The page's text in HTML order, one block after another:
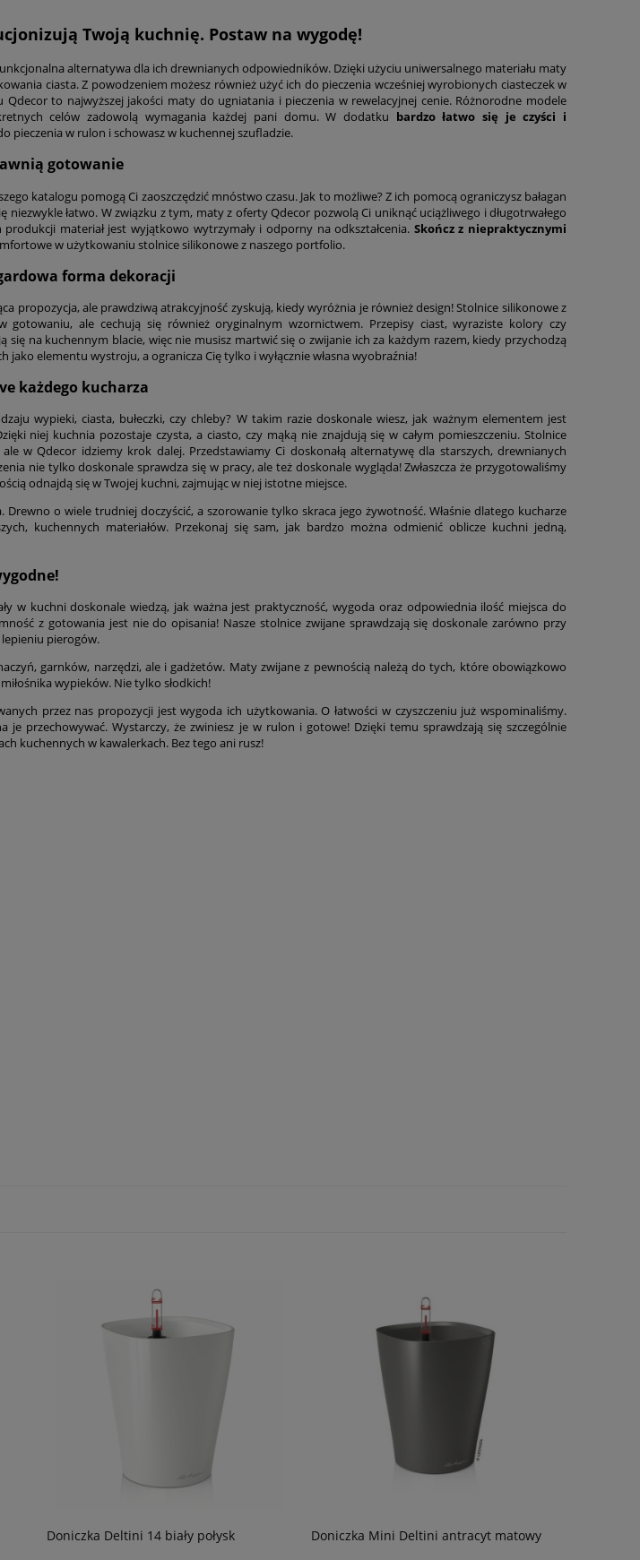
Twoją kuchnię. Postaw na wygodę!
alternatywa dla ich drewnianych odpowiedników. Dzięki użyciu uniwersalnego materiału maty
ciasta. Z powodzeniem możesz również użyć ich do pieczenia wcześniej wyrobionych ciasteczek w
to najwyższej jakości maty do ugniatania i pieczenia w rewelacyjnej cenie. Różnorodne modele
celów zadowolą wymagania każdej pani domu. W dodatku bardzo łatwo się je czyści i
pieczenia w rulon i schowasz w kuchennej szufladzie.
gotowanie
katalogu pomogą Ci zaoszczędzić mnóstwo czasu. Jak to możliwe? Z ich pomocą ograniczysz bałagan
niezwykle łatwo. W związku z tym, maty z oferty Qdecor pozwolą Ci uniknąć uciążliwego i długotrwałego
materiał jest wyjątkowo wytrzymały i odporny na odkształcenia. Skończ z niepraktycznymi
w użytkowaniu stolnice silikonowe z naszego portfolio.
forma dekoracji
propozycja, ale prawdziwą atrakcyjność zyskują, kiedy wyróżnia je również design! Stolnice silikonowe z
ale cechują się również oryginalnym wzornictwem. Przepisy ciast, wyraziste kolory czy
na kuchennym blacie, więc nie musisz martwić się o zwijanie ich za każdym razem, kiedy przychodzą
jako elementu wystroju, a ogranicza Cię tylko i wyłącznie własna wyobraźnia!
każdego kucharza
wypieki, ciasta, bułeczki, czy chleby? W takim razie doskonale wiesz, jak ważnym elementem jest
niej kuchnia pozostaje czysta, a ciasto, czy mąką nie znajdują się w całym pomieszczeniu. Stolnice
w Qdecor idziemy krok dalej. Przedstawiamy Ci doskonałą alternatywę dla starszych, drewnianych
nie tylko doskonale sprawdza się w pracy, ale też doskonale wygląda! Zwłaszcza że przygotowaliśmy
odnajdą się w Twojej kuchni, zajmując w niej istotne miejsce.
Drewno o wiele trudniej doczyścić, a szorowanie tylko skraca jego żywotność. Właśnie dlatego kucharze
kuchennych materiałów. Przekonaj się sam, jak bardzo można odmienić oblicze kuchni jedną,
w kuchni doskonale wiedzą, jak ważna jest praktyczność, wygoda oraz odpowiednia ilość miejsca do
z gotowania jest nie do opisania! Nasze stolnice zwijane sprawdzają się doskonale zarówno przy
pierogów.
garnków, narzędzi, ale i gadżetów. Maty zwijane z pewnością należą do tych, które obowiązkowo
wypieków. Nie tylko słodkich!
przez nas propozycji jest wygoda ich użytkowania. O łatwości w czyszczeniu już wspominaliśmy.
je przechowywać. Wystarczy, że zwiniesz je w rulon i gotowe! Dzięki temu sprawdzają się szczególnie
kuchennych w kawalerkach. Bez tego ani rusz!
Doniczka Deltini 14 biały połysk Doniczka Mini Deltini antracyt matowy